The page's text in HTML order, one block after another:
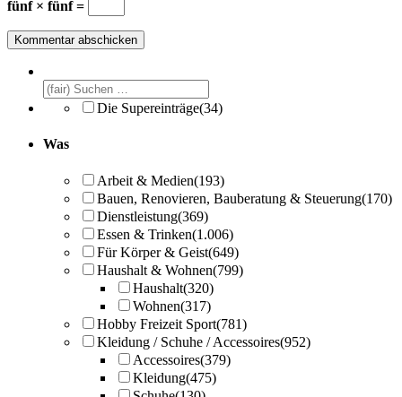
fünf × fünf =
Die Supereinträge(34)
Was
Arbeit & Medien(193)
Bauen, Renovieren, Bauberatung & Steuerung(170)
Dienstleistung(369)
Essen & Trinken(1.006)
Für Körper & Geist(649)
Haushalt & Wohnen(799)
Haushalt(320)
Wohnen(317)
Hobby Freizeit Sport(781)
Kleidung / Schuhe / Accessoires(952)
Accessoires(379)
Kleidung(475)